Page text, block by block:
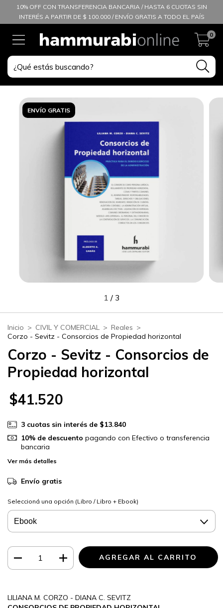
10% OFF CON TRANSFERENCIA BANCARIA / HASTA 6 CUOTAS SIN
INTERÉS A PARTIR DE $ 100.000 / ENVÍO GRATIS A TODO EL PAÍS
0
ENVÍO GRATIS
1 / 3
Inicio > CIVIL Y COMERCIAL > Reales >
Corzo - Sevitz - Consorcios de Propiedad horizontal
Corzo - Sevitz - Consorcios de
Propiedad horizontal
$41.520
3 cuotas sin interés de $13.840
10% de descuento pagando con Efectivo o transferencia
bancaria
Ver más detalles
Envío gratis
Seleccioná una opción (Libro / Libro + Ebook)
LILIANA M. CORZO - DIANA C. SEVITZ